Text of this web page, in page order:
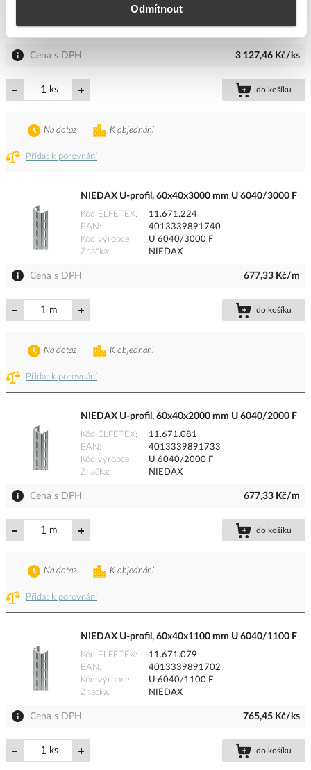
Odmítnout
4013339891757
Cena s DPH 3 127,46 Kč/ks
ks do košíku
Přidat k porovnání
K objednání
Na dotaz
NIEDAX U-profil, 60x40x3000 mm U 6040/3000 F
Kód ELFETEX
11.671.224
EAN
4013339891740
Kód výrobce
U 6040/3000 F
Značka
NIEDAX
Cena s DPH 677,33 Kč/m
m do košíku
Přidat k porovnání
K objednání
Na dotaz
NIEDAX U-profil, 60x40x2000 mm U 6040/2000 F
Kód ELFETEX
11.671.081
EAN
4013339891733
Kód výrobce
U 6040/2000 F
Značka
NIEDAX
Cena s DPH 677,33 Kč/m
m do košíku
Přidat k porovnání
K objednání
Na dotaz
NIEDAX U-profil, 60x40x1100 mm U 6040/1100 F
Kód ELFETEX
11.671.079
EAN
4013339891702
Kód výrobce
U 6040/1100 F
Značka
NIEDAX
Cena s DPH 765,45 Kč/ks
ks do košíku